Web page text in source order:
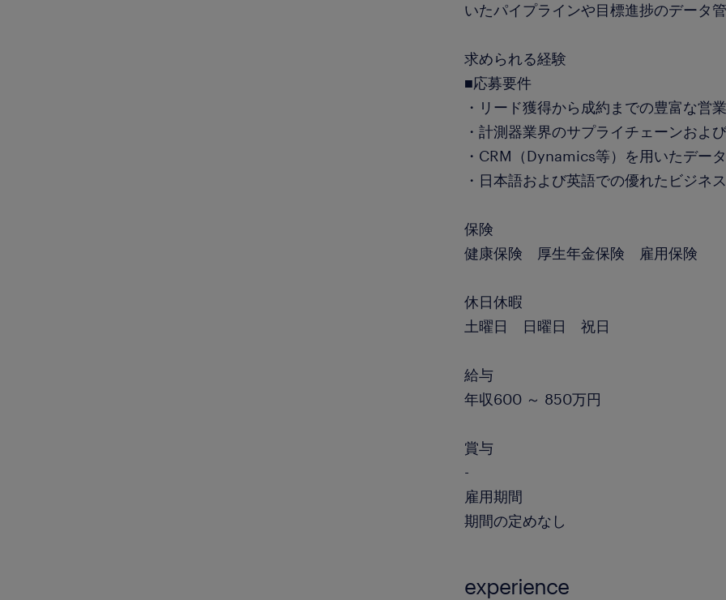
いたパイプラインや目標進捗のデータ
求められる経験
■応募要件
・リード獲得から成約までの豊富な営
・計測器業界のサプライチェーンおよ
・CRM（Dynamics等）を用いたデー
・日本語および英語での優れたビジネ
保険
健康保険 厚生年金保険 雇用保険
休日休暇
土曜日 日曜日 祝日
給与
年収600 ～ 850万円
賞与
-
雇用期間
期間の定めなし
experience